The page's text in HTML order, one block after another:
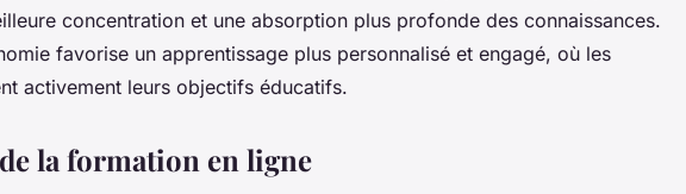
concentration et une absorption plus profonde des connaissances.
favorise un apprentissage plus personnalisé et engagé, où les
activement leurs objectifs éducatifs.
la formation en ligne